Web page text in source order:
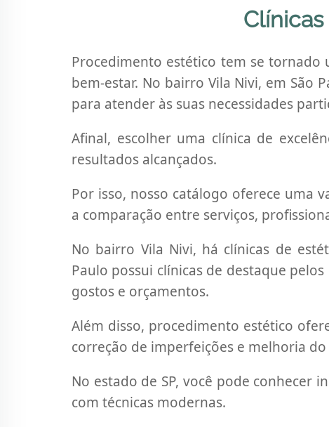
Clínicas
Procedimento estético tem se
bem-estar. No bairro Vila Nivi, em São
para atender às suas necessidades
Afinal, escolher uma clínica de
resultados alcançados.
Por isso, nosso catálogo oferece uma
a comparação entre serviços,
No bairro Vila Nivi, há clínicas de
Paulo possui clínicas de destaque
gostos e orçamentos.
Além disso, procedimento estético
correção de imperfeições e melhoria do
No estado de SP, você pode conhecer
com técnicas modernas.